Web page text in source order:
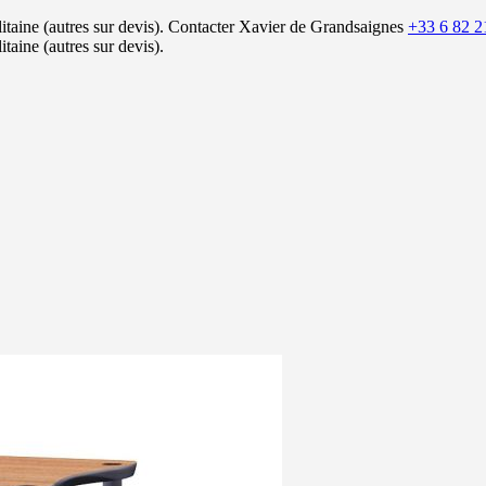
(autres sur devis). Contacter Xavier de Grandsaignes +33 6 82
(autres sur devis).